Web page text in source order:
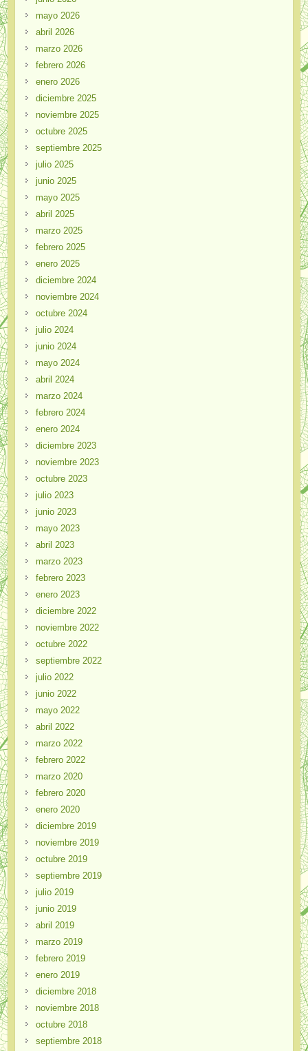
mayo 2026
abril 2026
marzo 2026
febrero 2026
enero 2026
diciembre 2025
noviembre 2025
octubre 2025
septiembre 2025
julio 2025
junio 2025
mayo 2025
abril 2025
marzo 2025
febrero 2025
enero 2025
diciembre 2024
noviembre 2024
octubre 2024
julio 2024
junio 2024
mayo 2024
abril 2024
marzo 2024
febrero 2024
enero 2024
diciembre 2023
noviembre 2023
octubre 2023
julio 2023
junio 2023
mayo 2023
abril 2023
marzo 2023
febrero 2023
enero 2023
diciembre 2022
noviembre 2022
octubre 2022
septiembre 2022
julio 2022
junio 2022
mayo 2022
abril 2022
marzo 2022
febrero 2022
marzo 2020
febrero 2020
enero 2020
diciembre 2019
noviembre 2019
octubre 2019
septiembre 2019
julio 2019
junio 2019
abril 2019
marzo 2019
febrero 2019
enero 2019
diciembre 2018
noviembre 2018
octubre 2018
septiembre 2018